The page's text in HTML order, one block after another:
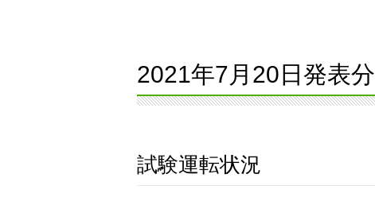
2021年7月20日発表分
試験運転状況